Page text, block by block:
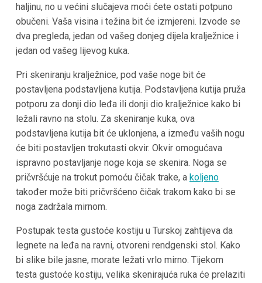
haljinu, no u većini slučajeva moći ćete ostati potpuno
obučeni. Vaša visina i težina bit će izmjereni. Izvode se
dva pregleda, jedan od vašeg donjeg dijela kralježnice i
jedan od vašeg lijevog kuka.
Pri skeniranju kralježnice, pod vaše noge bit će
postavljena podstavljena kutija. Podstavljena kutija pruža
potporu za donji dio leđa ili donji dio kralježnice kako bi
ležali ravno na stolu. Za skeniranje kuka, ova
podstavljena kutija bit će uklonjena, a između vaših nogu
će biti postavljen trokutasti okvir. Okvir omogućava
ispravno postavljanje noge koja se skenira. Noga se
pričvršćuje na trokut pomoću čičak trake, a koljeno
također može biti pričvršćeno čičak trakom kako bi se
noga zadržala mirnom.
Postupak testa gustoće kostiju u Turskoj zahtijeva da
legnete na leđa na ravni, otvoreni rendgenski stol. Kako
bi slike bile jasne, morate ležati vrlo mirno. Tijekom
testa gustoće kostiju, velika skenirajuća ruka će prelaziti